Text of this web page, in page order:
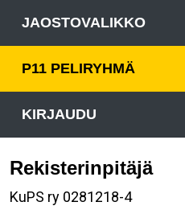
JAOSTOVALIKKO
P11 PELIRYHMÄ
KIRJAUDU
Rekisterinpitäjä
KuPS ry 0281218-4